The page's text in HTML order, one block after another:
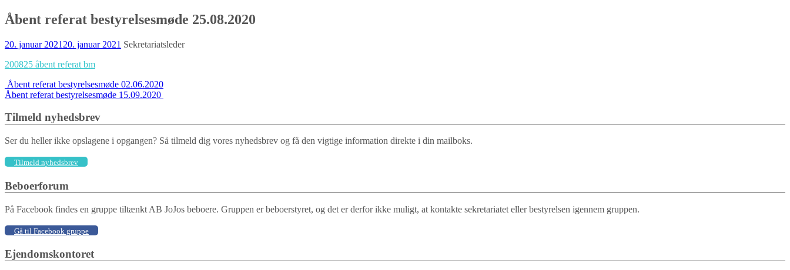
Åbent referat bestyrelsesmøde 25.08.2020
20. januar 2021 20. januar 2021 Sekretariatsleder
200825 åbent referat bm
Indlægs
navigation
Åbent referat bestyrelsesmøde 02.06.2020
Åbent referat bestyrelsesmøde 15.09.2020
Tilmeld nyhedsbrev
Ser du heller ikke opslagene i opgangen? Så tilmeld dig vores nyhedsbrev og få den vigtige information direkte i din mailboks.
Tilmeld nyhedsbrev
Beboerforum
På Facebook findes en gruppe tiltænkt AB JoJos beboere. Gruppen er beboerstyret, og det er derfor ikke muligt, at kontakte sekretariatet eller bestyrelsen igennem gruppen.
Gå til Facebook gruppe
Ejendomskontoret